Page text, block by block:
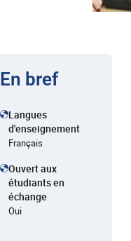
En bref
Langues
d'enseignement
Français
Ouvert aux
étudiants en
échange
Oui